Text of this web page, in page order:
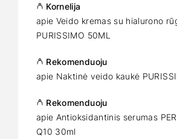
Kornelija
apie Veido kremas su hialurono
PURISSIMO 50ML
Rekomenduoju
apie Naktinė veido kaukė
Rekomenduoju
apie Antioksidantinis serumas
Q10 30ml